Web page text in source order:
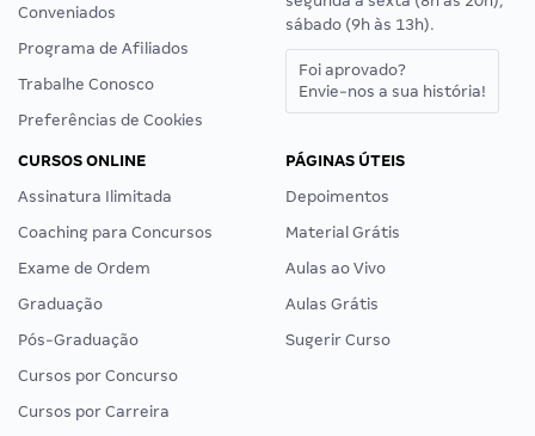
Conveniados
Programa de Afiliados
Trabalhe Conosco
Preferências de Cookies
sábado (9h às 13h).
Foi aprovado?
Envie-nos a sua história!
CURSOS ONLINE
Assinatura Ilimitada
Coaching para Concursos
Exame de Ordem
Graduação
Pós-Graduação
Cursos por Concurso
Cursos por Carreira
PÁGINAS ÚTEIS
Depoimentos
Material Grátis
Aulas ao Vivo
Aulas Grátis
Sugerir Curso